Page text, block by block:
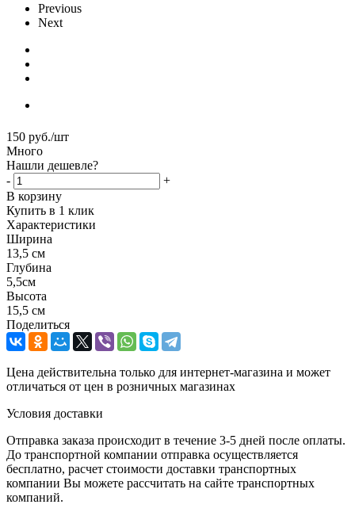
Previous
Next
150 руб./шт
Много
Нашли дешевле?
-
+
В корзину
Купить в 1 клик
Характеристики
Ширина
13,5 см
Глубина
5,5см
Высота
15,5 см
Поделиться
Цена действительна только для интернет-магазина и может
отличаться от цен в розничных магазинах
Условия доставки
Отправка заказа происходит в течение 3-5 дней после оплаты.
До транспортной компании отправка осуществляется
бесплатно, расчет стоимости доставки транспортных
компании Вы можете рассчитать на сайте транспортных
компаний.